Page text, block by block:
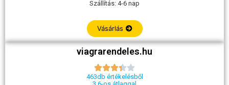
Szállítás: 4-6 nap
Vásárlás
viagrarendeles.hu

463db értékelésből